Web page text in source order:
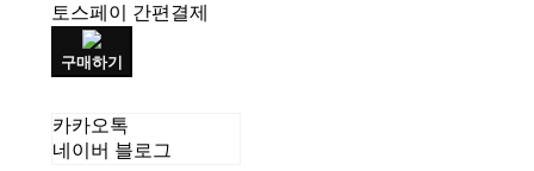
토스페이 간편결제
구매하기
카카오톡
네이버 블로그